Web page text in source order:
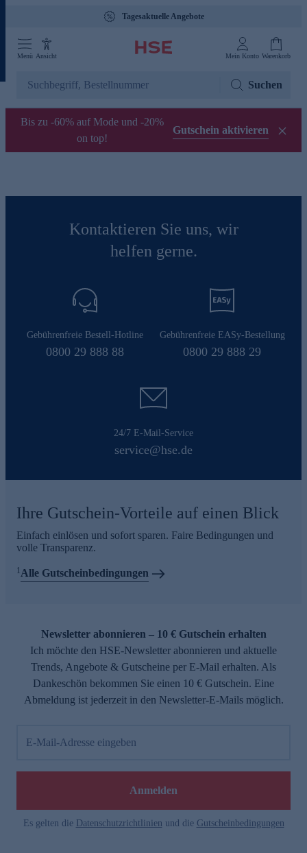
Tagesaktuelle Angebote
Menü Ansicht Mein Konto Warenkorb
Suchen
Bis zu -60% auf Mode und -20%
on top!
Gutschein aktivieren
Kontaktieren Sie uns, wir
helfen gerne.
Gebührenfreie Bestell-Hotline
0800 29 888 88
Gebührenfreie EASy-Bestellung
0800 29 888 29
24/7 E-Mail-Service
service@hse.de
Ihre Gutschein-Vorteile auf einen Blick
Einfach einlösen und sofort sparen. Faire Bedingungen und
volle Transparenz.
1Alle Gutscheinbedingungen
Newsletter abonnieren – 10 € Gutschein erhalten
Ich möchte den HSE-Newsletter abonnieren und aktuelle
Trends, Angebote & Gutscheine per E-Mail erhalten. Als
Dankeschön bekommen Sie einen 10 € Gutschein. Eine
Abmeldung ist jederzeit in den Newsletter-E-Mails möglich.
E-Mail-Adresse eingeben
Anmelden
Es gelten die Datenschutzrichtlinien und die Gutscheinbedingungen